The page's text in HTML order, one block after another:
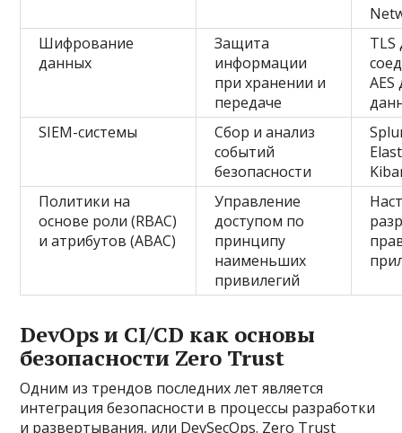
Шифрование
данных
Защита
информации
при хранении и
передаче
TLS
AES
SIEM-системы
Сбор и анализ
событий
безопасности
Политики на
основе роли (RBAC)
и атрибутов (ABAC)
Управление
доступом по
принципу
наименьших
привилегий
DevOps и CI/CD как основы
безопасности Zero Trust
Одним из трендов последних лет является
интеграция безопасности в процессы разработки
и развертывания, или DevSecOps. Zero Trust